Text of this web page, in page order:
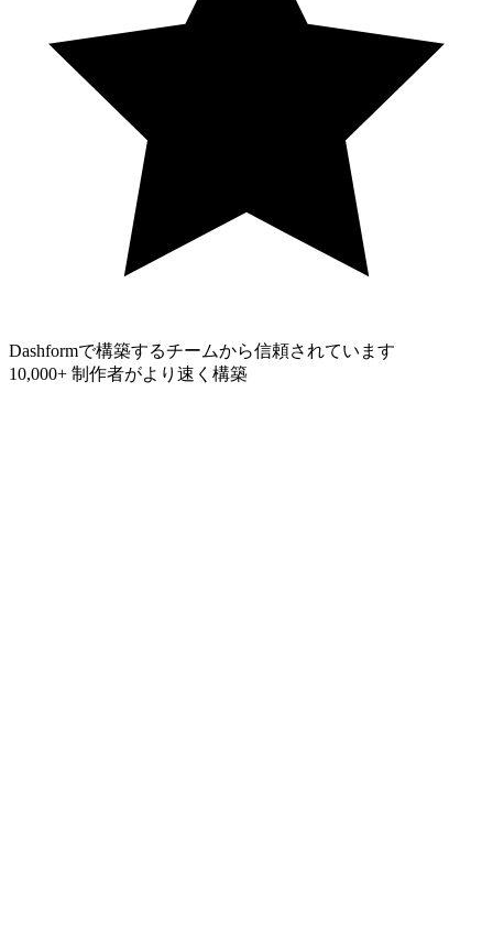
Dashformで構築するチームから信頼されています
10,000+ 制作者がより速く構築